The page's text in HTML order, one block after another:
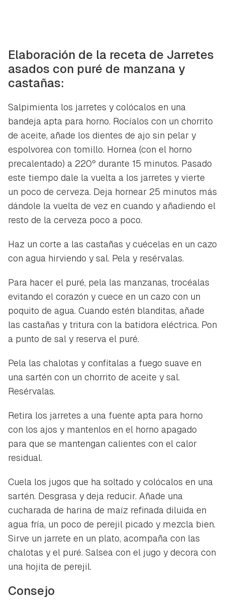
Elaboración de la receta de Jarretes
asados con puré de manzana y
castañas:
Salpimienta los jarretes y colócalos en una
bandeja apta para horno. Rocíalos con un chorrito
de aceite, añade los dientes de ajo sin pelar y
espolvorea con tomillo. Hornea (con el horno
precalentado) a 220º durante 15 minutos. Pasado
este tiempo dale la vuelta a los jarretes y vierte
un poco de cerveza. Deja hornear 25 minutos más
dándole la vuelta de vez en cuando y añadiendo el
resto de la cerveza poco a poco.
Haz un corte a las castañas y cuécelas en un cazo
con agua hirviendo y sal. Pela y resérvalas.
Para hacer el puré, pela las manzanas, trocéalas
evitando el corazón y cuece en un cazo con un
poquito de agua. Cuando estén blanditas, añade
las castañas y tritura con la batidora eléctrica. Pon
a punto de sal y reserva el puré.
Pela las chalotas y confítalas a fuego suave en
una sartén con un chorrito de aceite y sal.
Resérvalas.
Retira los jarretes a una fuente apta para horno
con los ajos y mantenlos en el horno apagado
para que se mantengan calientes con el calor
residual.
Cuela los jugos que ha soltado y colócalos en una
sartén. Desgrasa y deja reducir. Añade una
cucharada de harina de maíz refinada diluida en
agua fría, un poco de perejil picado y mezcla bien.
Sirve un jarrete en un plato, acompaña con las
chalotas y el puré. Salsea con el jugo y decora con
una hojita de perejil.
Consejo